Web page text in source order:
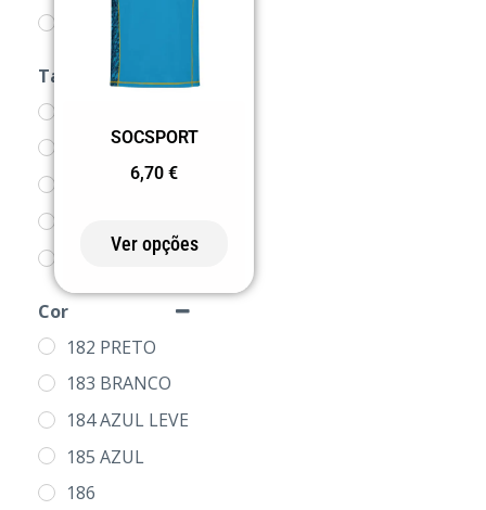
PRODUTOS
Tamanho
Cor
182 PRETO
183 BRANCO
184 AZUL LEVE
185 AZUL
186
SOCSPORT
6,70 €
Ver opções